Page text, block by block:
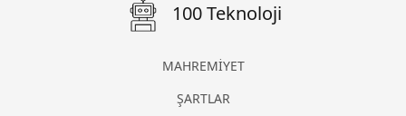
100 Teknoloji
MAHREMİYET
ŞARTLAR